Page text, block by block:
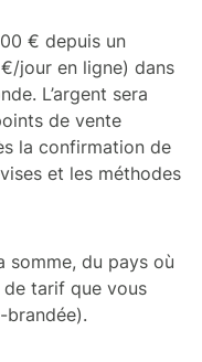
€ depuis un
jour en ligne) dans
L’argent sera
de vente
la confirmation de
et les méthodes
somme, du pays où
de tarif que vous